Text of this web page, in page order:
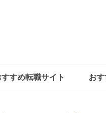
すすめ転職サイト お